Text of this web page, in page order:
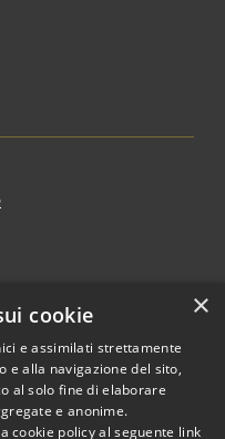
Copyright © 2026 • Comune di
×
cookie
e assimilati strettamente
e alla navigazione del sito,
al solo fine di elaborare
e anonime.
cookie policy al seguente link